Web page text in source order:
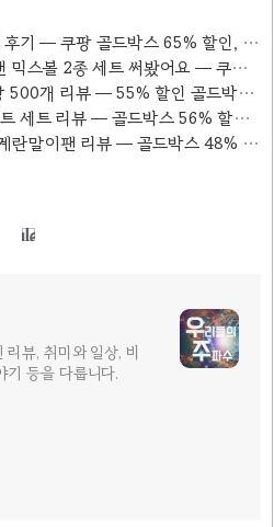
쿠팡 골드박스 65% 할인, 열대야에 딱!
트 써봤어요 — 쿠팡 골드박스 70% 할인 후기
할인 골드박스 특가, 1개당 14원 가성비 끝판왕
드박스 56% 할인, 두께 40cm 차박·캠핑 필수템
박스 48% 할인, 계란말이 완성도를 높여주는 사각팬 🍳
뷰, 취미와 일상, 비
기 등을 다룹니다.